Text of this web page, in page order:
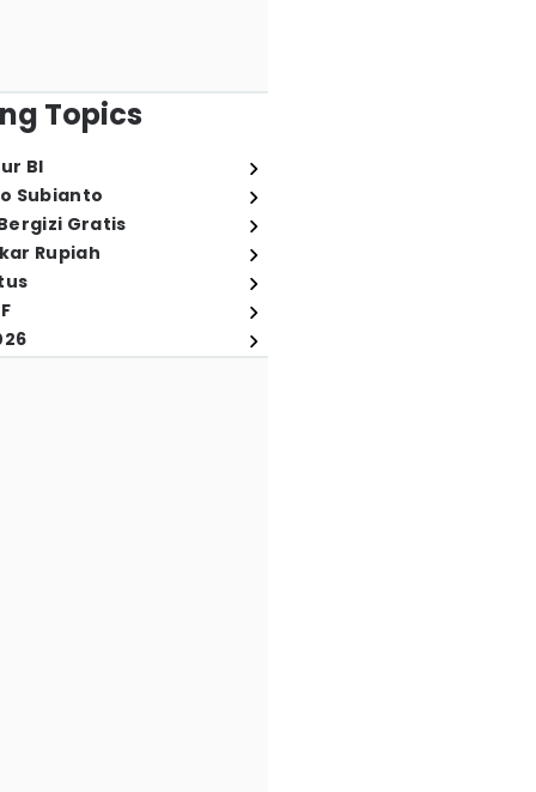
Topics
BI
Subianto
Gratis
Rupiah